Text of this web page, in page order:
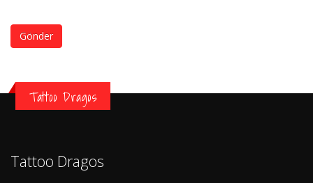
Gönder
Tattoo Dragos
Tattoo Dragos